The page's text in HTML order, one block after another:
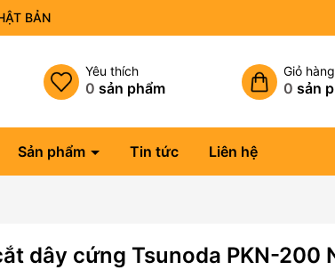
BẢN
Yêu thích
0 sản phẩm
Giỏ hàng
0 sản
Sản phẩm Tin tức Liên hệ
dây cứng Tsunoda PKN-200